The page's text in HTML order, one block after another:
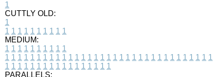
1
CUTTLY OLD:
1
1 1 1 1 1 1 1 1 1 1
MEDIUM:
1 1 1 1 1 1 1 1 1 1
1 1 1 1 1 1 1 1 1 1 1 1 1 1 1 1 1 1 1 1 1 1 1 1 1 1 1 1 1 1 1 1 1
1 1 1 1 1 1 1 1 1 1 1 1 1 1 1 1 1
PARALLELS: